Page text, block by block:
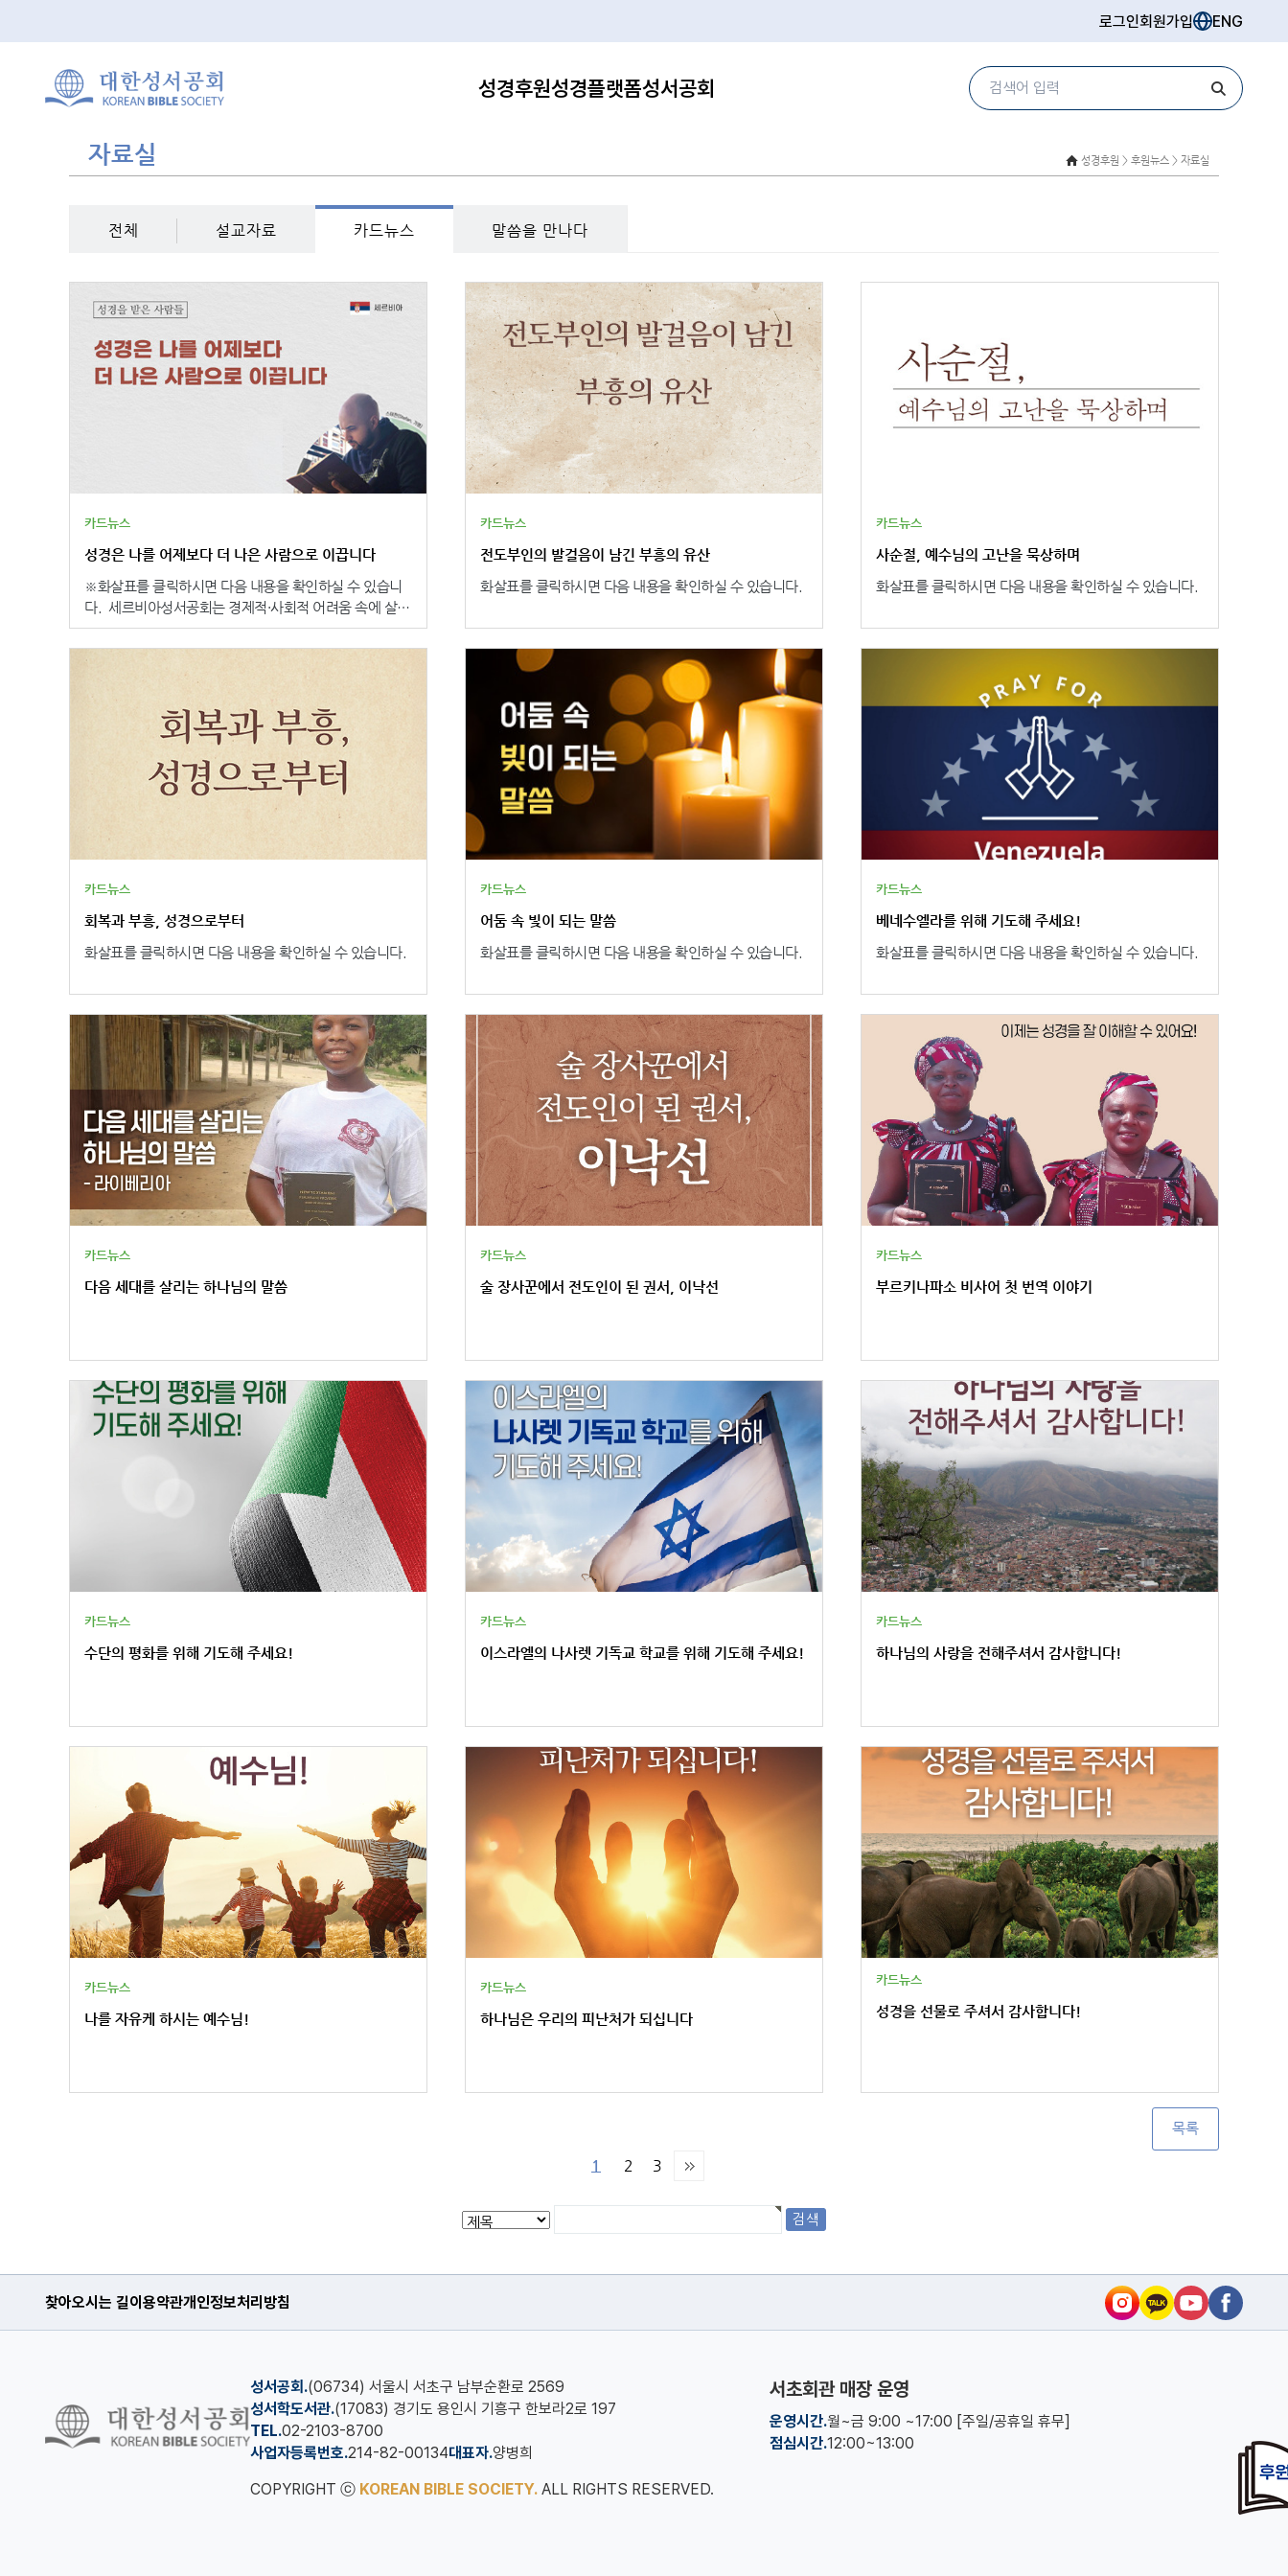
로그인회원가입 ENG
성경후원성경플랫폼성서공회
자료실 성경후원 > 후원뉴스 > 자료실
전체 설교자료 카드뉴스 말씀을 만나다
카드뉴스
성경은 나를 어제보다 더 나은 사람으로 이끕니다
※화살표를 클릭하시면 다음 내용을 확인하실 수 있습니
다. 세르비아성서공회는 경제적·사회적 어려움 속에 살아
가는 사람들에게 하나님의 말씀을 전하기 위해 교회 성경
학교를 운영하고 있습니다. 많은 사람들이 이 모임을 통해
처음으로 자신의 언어로 된 성경을 읽고, 하나님의 말씀
안에서 위로와 소망을 발견하며 삶의 변화를 경험하고 있
매 가운데 하나입니다.그러나 말씀의 빛이 더 널리 전해져
야 할 곳이 세르비아에는 아직 많이 남아 있습니다. 세르
비아 사람들이 하나님의 말씀 안에서 참된 기쁨과 소망을
발견할 수 있도록 함께 기도해 주세요. † 기도제목 † •
세르비아성서공회 사역이 지속적으로 열매 맺고, 더 많은
사람이 성경을 통해 그리스도를 만나도록 • 어려움에 처
한 세르비아 남부의 가정과 개인들에게 위로와 힘, 그리고
소망을 주시도록 • 목회자와 성경공부 인도자, 성서공회
와 성장의 공동체가 되어, 많은 이들이 그리스도 안에서
새 삶의 소망을 발견하도록 여러분의 두 손 모은 기도는
카드뉴스
전도부인의 발걸음이 남긴 부흥의 유산
화살표를 클릭하시면 다음 내용을 확인하실 수 있습니다.
카드뉴스
사순절, 예수님의 고난을 묵상하며
화살표를 클릭하시면 다음 내용을 확인하실 수 있습니다.
카드뉴스
회복과 부흥, 성경으로부터
화살표를 클릭하시면 다음 내용을 확인하실 수 있습니다.
카드뉴스
어둠 속 빛이 되는 말씀
화살표를 클릭하시면 다음 내용을 확인하실 수 있습니다.
카드뉴스
베네수엘라를 위해 기도해 주세요!
화살표를 클릭하시면 다음 내용을 확인하실 수 있습니다.
카드뉴스
다음 세대를 살리는 하나님의 말씀
카드뉴스
술 장사꾼에서 전도인이 된 권서, 이낙선
카드뉴스
부르키나파소 비사어 첫 번역 이야기
카드뉴스
수단의 평화를 위해 기도해 주세요!
카드뉴스
이스라엘의 나사렛 기독교 학교를 위해 기도해 주세요!
카드뉴스
하나님의 사랑을 전해주셔서 감사합니다!
카드뉴스
나를 자유케 하시는 예수님!
카드뉴스
하나님은 우리의 피난처가 되십니다
카드뉴스
성경을 선물로 주셔서 감사합니다!
목록
1 2 3
찾아오시는 길이용약관개인정보처리방침
성서공회.(06734) 서울시 서초구 남부순환로 2569
성서학도서관.(17083) 경기도 용인시 기흥구 한보라2로 197
TEL.02-2103-8700
사업자등록번호.214-82-00134대표자.양병희
COPYRIGHT ⓒ KOREAN BIBLE SOCIETY. ALL RIGHTS RESERVED.
서초회관 매장 운영
운영시간.월~금 9:00 ~17:00 [주일/공휴일 휴무]
점심시간.12:00~13:00